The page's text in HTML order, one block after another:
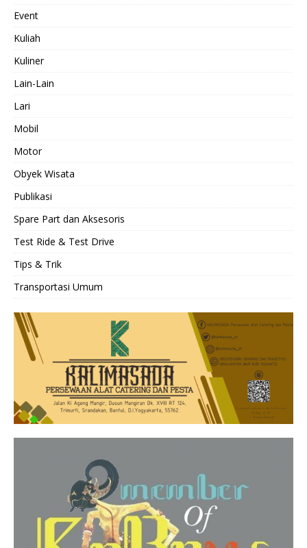
Event
Kuliah
Kuliner
Lain-Lain
Lari
Mobil
Motor
Obyek Wisata
Publikasi
Spare Part dan Aksesoris
Test Ride & Test Drive
Tips & Trik
Transportasi Umum